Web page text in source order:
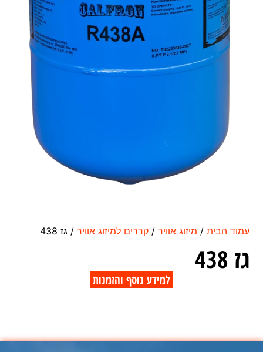
עמוד הבית / מיזוג אוויר /קררים למיזוג אוויר / גז 438
גז 438
למידע נוסף והזמנות